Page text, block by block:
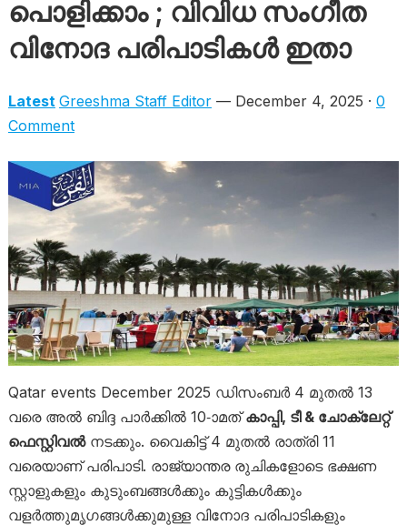
പൊളിക്കാം ; വിവിധ സം​ഗീത
വിനോദ പരിപാടികൾ ഇതാ
Latest Greeshma Staff Editor— December 4, 2025 · 0
Comment
Qatar events December 2025 ഡിസംബർ 4 മുതൽ 13
വരെ അൽ ബിദ്ദ പാർക്കിൽ 10-ാമത്കാപ്പി, ടീ & ചോക്ലേറ്റ്
ഫെസ്റ്റിവൽനടക്കും. വൈകിട്ട് 4 മുതൽ രാത്രി 11
വരെയാണ് പരിപാടി. രാജ്യാന്തര രുചികളോടെ ഭക്ഷണ
സ്റ്റാളുകളും കുടുംബങ്ങൾക്കും കുട്ടികൾക്കും
വളർത്തുമൃഗങ്ങൾക്കുമുള്ള വിനോദ പരിപാടികളും